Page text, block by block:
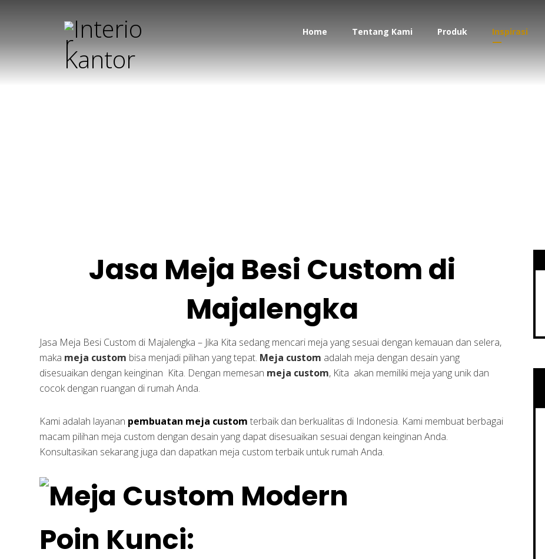
Home Tentang Kami Produk Inspirasi
Jasa Meja Besi Custom di
Majalengka
Jasa Meja Besi Custom di Majalengka – Jika Kita sedang mencari meja yang sesuai dengan kemauan dan selera,
maka meja custom bisa menjadi pilihan yang tepat. Meja custom adalah meja dengan desain yang
disesuaikan dengan keinginan Kita. Dengan memesan meja custom, Kita akan memiliki meja yang unik dan
cocok dengan ruangan di rumah Anda.
Kami adalah layanan pembuatan meja custom terbaik dan berkualitas di Indonesia. Kami membuat berbagai
macam pilihan meja custom dengan desain yang dapat disesuaikan sesuai dengan keinginan Anda.
Konsultasikan sekarang juga dan dapatkan meja custom terbaik untuk rumah Anda.
Poin Kunci: